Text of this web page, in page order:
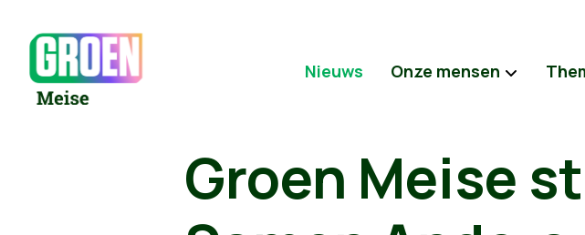
Nieuws Onze mensen
Groen Meise